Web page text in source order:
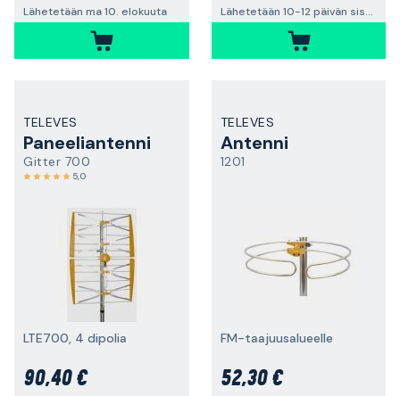
Lähetetään ma 10. elokuuta Lähetetään 10-12 päivän sisällä
TELEVES
Paneeliantenni
Gitter 700
5,0
LTE700, 4 dipolia
90,40 €
TELEVES
Antenni
1201
FM-taajuusalueelle
52,30 €